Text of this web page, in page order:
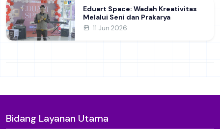
Eduart Space: Wadah Kreativitas
Melalui Seni dan Prakarya
11 Jun 2026
Bidang Layanan Utama